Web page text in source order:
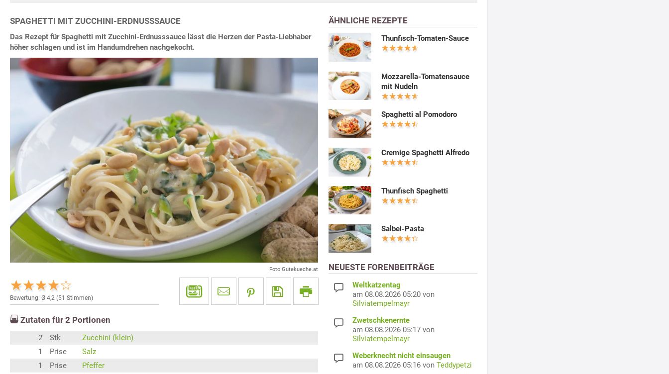
SPAGHETTI MIT ZUCCHINI-ERDNUSSSAUCE
Das Rezept für Spaghetti mit Zucchini-Erdnusssauce lässt die Herzen der Pasta-Liebhaber
höher schlagen und ist im Handumdrehen nachgekocht.
Foto Gutekueche.at
Bewertung: Ø 4,2 (51 Stimmen)
Zutaten für 2 Portionen
2 Stk
Zucchini (klein)
1
Prise
Salz
1
Prise
Pfeffer
ÄHNLICHE REZEPTE
Thunfisch-Tomaten-Sauce
Mozzarella-Tomatensauce
mit Nudeln
Spaghetti al Pomodoro
Cremige Spaghetti Alfredo
Thunfisch Spaghetti
Salbei-Pasta
NEUESTE FORENBEITRÄGE
Weltkatzentag
am 08.08.2026 05:20 von
Silviatempelmayr
Zwetschkenernte
am 08.08.2026 05:17 von
Silviatempelmayr
Weberknecht nicht einsaugen
am 08.08.2026 05:16 von Teddypetzi